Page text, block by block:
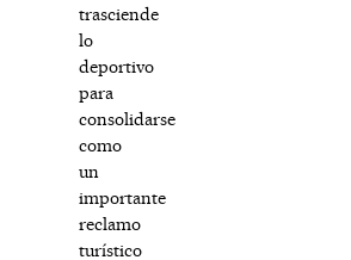
trasciende
lo
deportivo
para
consolidarse
como
un
importante
reclamo
turístico